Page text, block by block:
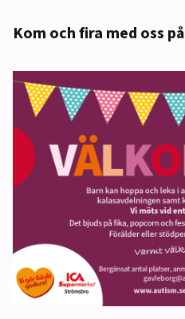
Kom och fira med oss